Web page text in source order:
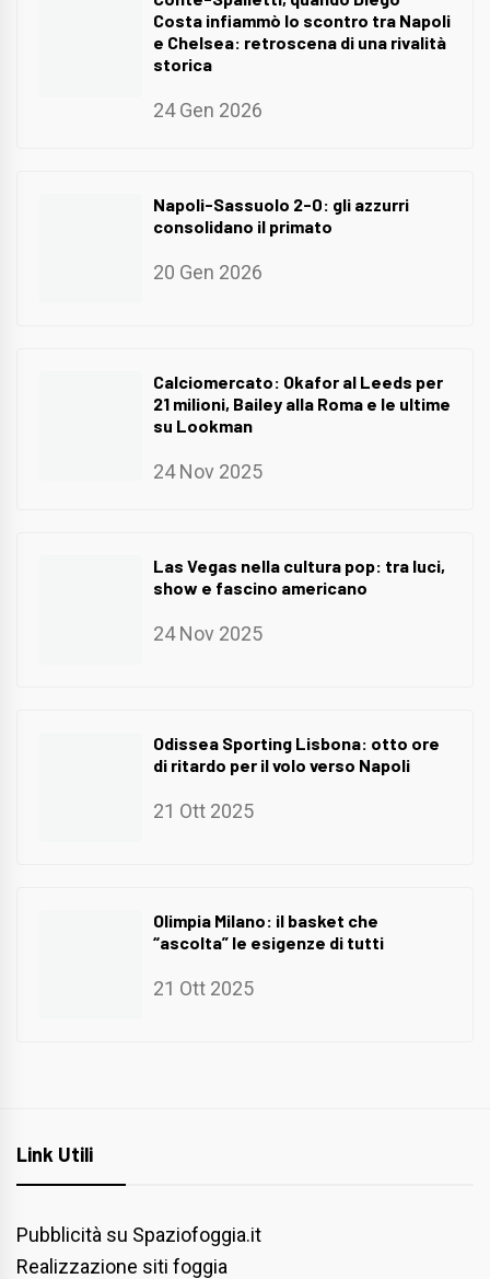
Costa infiammò lo scontro tra Napoli
e Chelsea: retroscena di una rivalità
storica
24 Gen 2026
Napoli-Sassuolo 2-0: gli azzurri
consolidano il primato
20 Gen 2026
Calciomercato: Okafor al Leeds per
21 milioni, Bailey alla Roma e le ultime
su Lookman
24 Nov 2025
Las Vegas nella cultura pop: tra luci,
show e fascino americano
24 Nov 2025
Odissea Sporting Lisbona: otto ore
di ritardo per il volo verso Napoli
21 Ott 2025
Olimpia Milano: il basket che
“ascolta” le esigenze di tutti
21 Ott 2025
Link Utili
Pubblicità su Spaziofoggia.it
Realizzazione siti foggia